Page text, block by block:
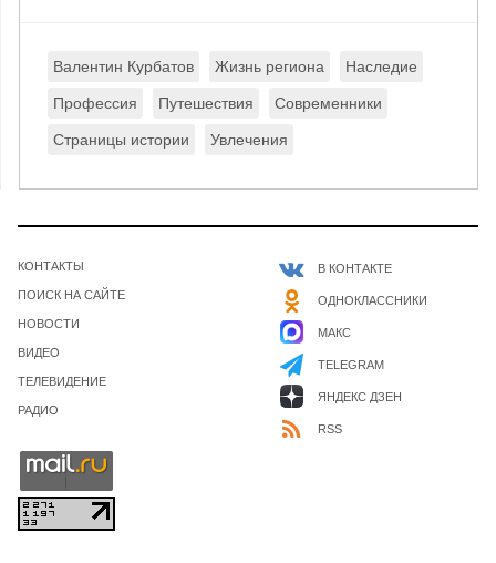
Валентин Курбатов Жизнь региона Наследие
Профессия Путешествия Современники
Страницы истории Увлечения
КОНТАКТЫ
ПОИСК НА САЙТЕ
НОВОСТИ
ВИДЕО
ТЕЛЕВИДЕНИЕ
РАДИО
В КОНТАКТЕ
ОДНОКЛАССНИКИ
МАКС
TELEGRAM
ЯНДЕКС ДЗЕН
RSS